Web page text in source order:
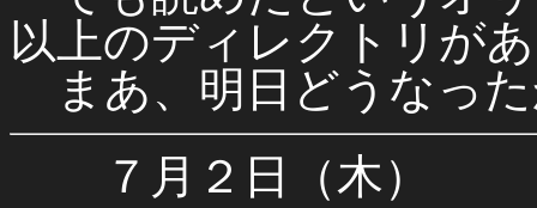
以上のディレクトリが
まあ、明日どうなっ
７月２日（木）